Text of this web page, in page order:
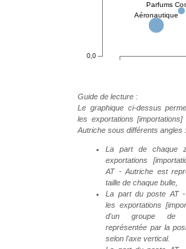
Guide de lecture :
Le graphique ci-dessus
les exportations
Autriche sous différents angles :
La part de chaque
exportations
AT - Autriche est
taille de chaque bulle,
La part du poste AT
les exportations
d'un groupe de
représentée par la
selon l'axe vertical.